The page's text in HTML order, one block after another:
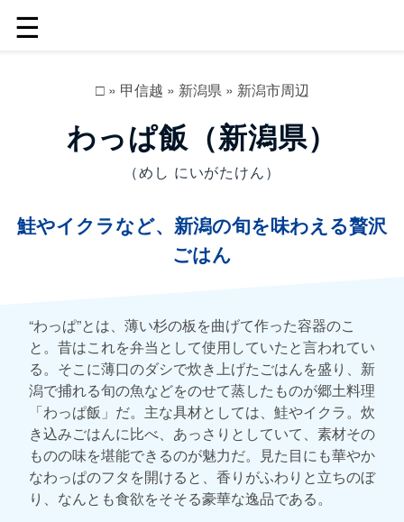
☰
□» 甲信越 » 新潟県» 新潟市周辺
わっぱ飯（新潟県）
（めし にいがたけん）
鮭やイクラなど、新潟の旬を味わえる贅沢
ごはん
“わっぱ”とは、薄い杉の板を曲げて作った容器のこ
と。昔はこれを弁当として使用していたと言われてい
る。そこに薄口のダシで炊き上げたごはんを盛り、新
潟で捕れる旬の魚などをのせて蒸したものが郷土料理
「わっぱ飯」だ。主な具材としては、鮭やイクラ。炊
き込みごはんに比べ、あっさりとしていて、素材その
ものの味を堪能できるのが魅力だ。見た目にも華やか
なわっぱのフタを開けると、香りがふわりと立ちのぼ
り、なんとも食欲をそそる豪華な逸品である。